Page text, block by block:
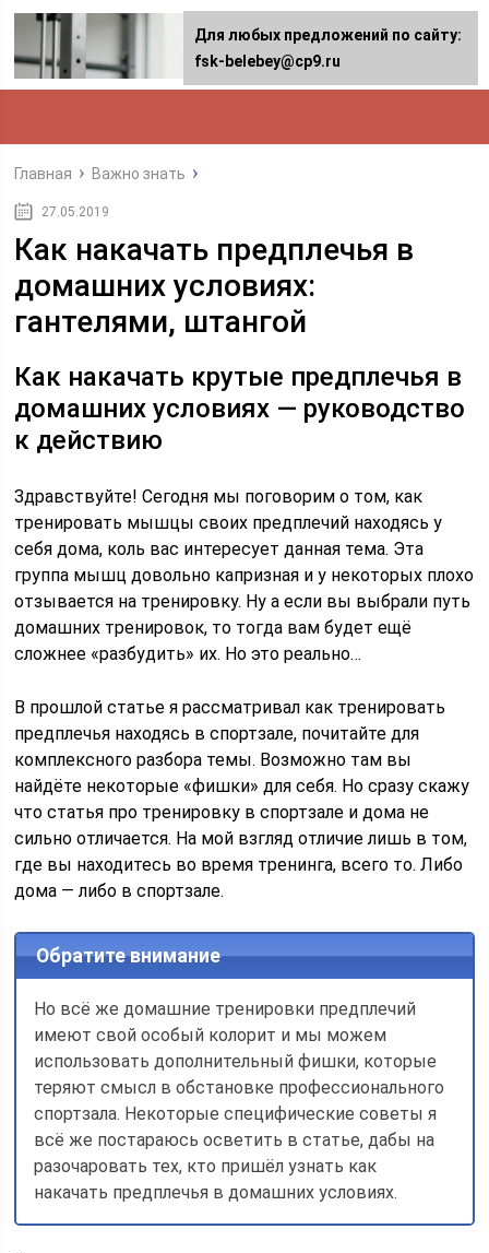
Главная Важно знать
27.05.2019
Как накачать предплечья в
домашних условиях:
гантелями, штангой
Как накачать крутые предплечья в
домашних условиях — руководство
к действию
Здравствуйте! Сегодня мы поговорим о том, как
тренировать мышцы своих предплечий находясь у
себя дома, коль вас интересует данная тема. Эта
группа мышц довольно капризная и у некоторых плохо
отзывается на тренировку. Ну а если вы выбрали путь
домашних тренировок, то тогда вам будет ещё
сложнее «разбудить» их. Но это реально…
В прошлой статье я рассматривал как тренировать
предплечья находясь в спортзале, почитайте для
комплексного разбора темы. Возможно там вы
найдёте некоторые «фишки» для себя. Но сразу скажу
что статья про тренировку в спортзале и дома не
сильно отличается. На мой взгляд отличие лишь в том,
где вы находитесь во время тренинга, всего то. Либо
дома — либо в спортзале.
Обратите внимание
Но всё же домашние тренировки предплечий
имеют свой особый колорит и мы можем
использовать дополнительный фишки, которые
теряют смысл в обстановке профессионального
спортзала. Некоторые специфические советы я
всё же постараюсь осветить в статье, дабы на
разочаровать тех, кто пришёл узнать как
накачать предплечья в домашних условиях.
Для любых предложений по сайту:
fsk-belebey@cp9.ru